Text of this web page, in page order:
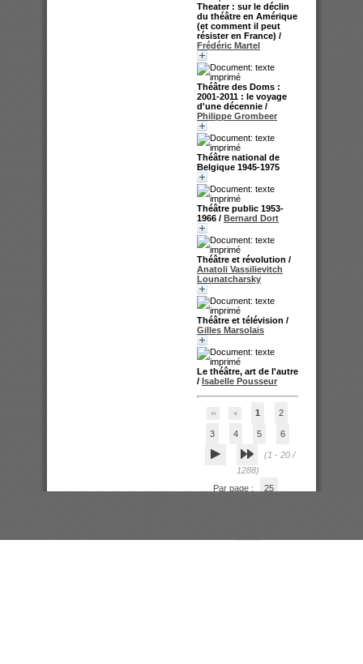
Theater : sur le déclin
du théâtre en Amérique
(et comment il peut
résister en France) /
Frédéric Martel
Théâtre des Doms :
2001-2011 : le voyage
d'une décennie /
Philippe Grombeer
Théâtre national de
Belgique 1945-1975
Théâtre public 1953-
1966 / Bernard Dort
Théâtre et révolution /
Anatoli Vassilievitch
Lounatcharsky
Théâtre et télévision /
Gilles Marsolais
Le théâtre, art de l'autre
/ Isabelle Pousseur
1 2
3 4 5 6
(1 - 20 /
1288)
Par page :
25